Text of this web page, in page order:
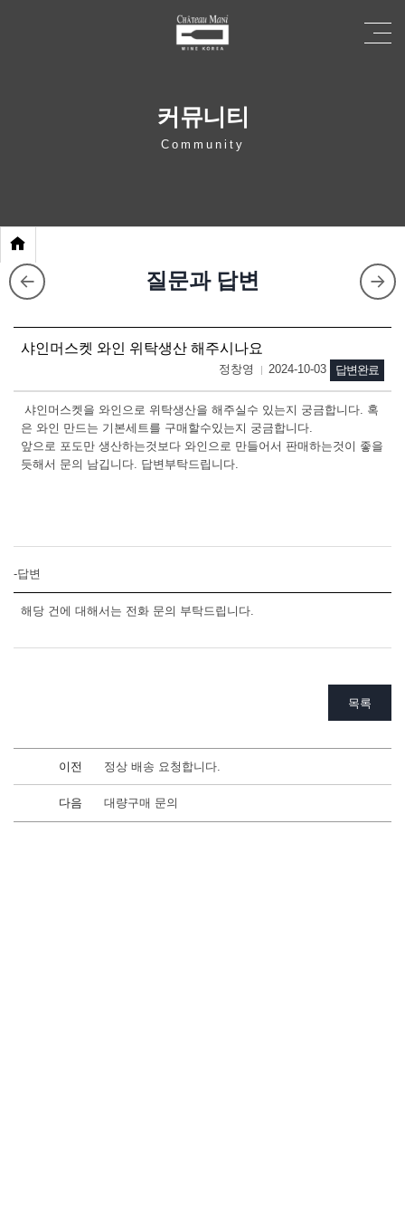
커뮤니티
Community
질문과 답변
샤인머스켓 와인 위탁생산 해주시나요
정창영 2024-10-03 답변완료
샤인머스켓을 와인으로 위탁생산을 해주실수 있는지 궁금합니다. 혹
은 와인 만드는 기본세트를 구매할수있는지 궁금합니다.
앞으로 포도만 생산하는것보다 와인으로 만들어서 판매하는것이 좋을
듯해서 문의 남깁니다. 답변부탁드립니다.
-답변
해당 건에 대해서는 전화 문의 부탁드립니다.
목록
이전 정상 배송 요청합니다.
다음 대량구매 문의